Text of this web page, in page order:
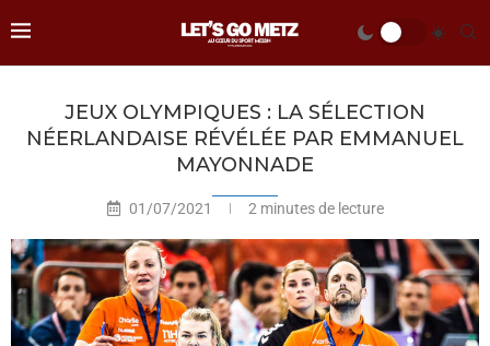
JEUX OLYMPIQUES : LA SÉLECTION
NÉERLANDAISE RÉVÉLÉE PAR EMMANUEL
MAYONNADE
01/07/2021 2 minutes de lecture